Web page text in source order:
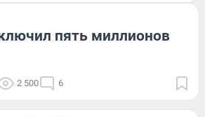
пять миллионов
2 500 6